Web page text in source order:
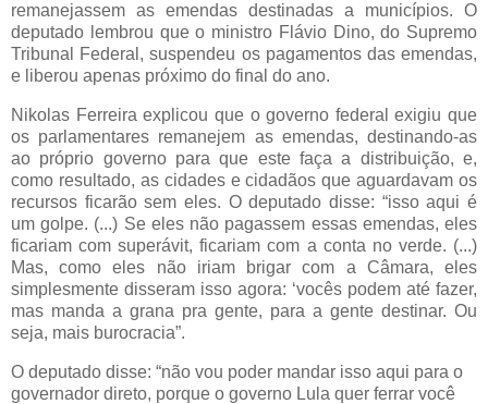
remanejassem as emendas destinadas a municípios. O
deputado lembrou que o ministro Flávio Dino, do Supremo
Tribunal Federal, suspendeu os pagamentos das emendas,
e liberou apenas próximo do final do ano.
Nikolas Ferreira explicou que o governo federal exigiu que
os parlamentares remanejem as emendas, destinando-as
ao próprio governo para que este faça a distribuição, e,
como resultado, as cidades e cidadãos que aguardavam os
recursos ficarão sem eles. O deputado disse: “isso aqui é
um golpe. (...) Se eles não pagassem essas emendas, eles
ficariam com superávit, ficariam com a conta no verde. (...)
Mas, como eles não iriam brigar com a Câmara, eles
simplesmente disseram isso agora: ‘vocês podem até fazer,
mas manda a grana pra gente, para a gente destinar. Ou
seja, mais burocracia”.
O deputado disse: “não vou poder mandar isso aqui para o
governador direto, porque o governo Lula quer ferrar você